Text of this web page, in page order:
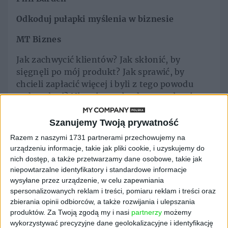
Szanujemy Twoją prywatność
Razem z naszymi 1731 partnerami przechowujemy na
urządzeniu informacje, takie jak pliki cookie, i uzyskujemy do
nich dostęp, a także przetwarzamy dane osobowe, takie jak
niepowtarzalne identyfikatory i standardowe informacje
wysyłane przez urządzenie, w celu zapewniania
spersonalizowanych reklam i treści, pomiaru reklam i treści oraz
zbierania opinii odbiorców, a także rozwijania i ulepszania
produktów. Za Twoją zgodą my i nasi partnerzy możemy
wykorzystywać precyzyjne dane geolokalizacyjne i identyfikację
Odkoduj pułapki myślenia w biznesie
MT Biznes
Jak zachwycić klientów? Jak skłonić, by
sięgnęli po mój produkt? Jak sprawić, by
chcieli zapłacić więcej i byli z tego powodu
zadowoleni? Nie, nie trzeba do tego złotej
rybki, która spełni nasze życzenia. Wystarczy
zrozumieć, jak na wybory klientów wpływa
ekonomia behawioralna, czyli dlaczego ludzie
zachowują się na zakupach tak, jak się
zachowują.
Pomoże w tym książka Phila Bardena, która
rozkodowuje pułapki myślenia w biznesie.
Barden to praktyk – jest dyrektorem
zarządzającym w firmie DECODE Ltd., w której